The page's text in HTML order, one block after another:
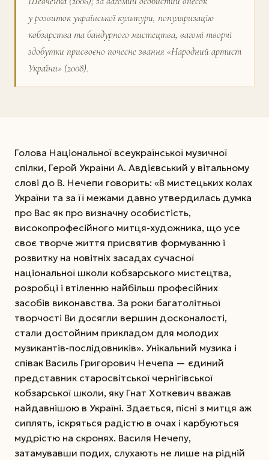
у розвиток української культури, популяризацію
кобзарства та бандурного мистецтва, вагомі творчі
здобутки присвоєно почесне звання «Народний артист
України» (2008).
Голова Національної всеукраїнської музичної
спілки, Герой України А. Авдієвський у вітально­му
слові до В. Нечепи говорить: «В мистецьких колах
України та за її межами давно утвердилась думка
про Вас як про визначну особистість,
високопрофесійного митця-художника, що усе
своє творче життя присвятив формуванню і
розвитку на новітніх засадах сучасної
національної школи кобзарського мистецтва,
розробці і втіленню найбільш професійних
засобів виконавства. За роки багатолітньої
творчості Ви досягли вершин досконалості,
стали достойним прикладом для молодих
музикантів-послідовників». Унікальний музика і
співак Василь Григорович Нечепа — єдиний
представник старосвітської чернігівської
кобзарської школи, яку Гнат Хоткевич вважав
найдавнішою в Україні. Здається, пісні з митця аж
сиплять, іскряться радістю в очах і карбуються
мудрістю на скронях. Василя Нечепу,
затамувавши подих, слухають не лише на рідній